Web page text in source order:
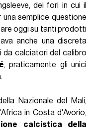
dei fori in cui il
semplice questione
oggi su tanti prodotti
anche una discreta
da calciatori del calibro
, praticamente gli unici
Nazionale del Mali,
in Costa d'Avorio,
calcistica della